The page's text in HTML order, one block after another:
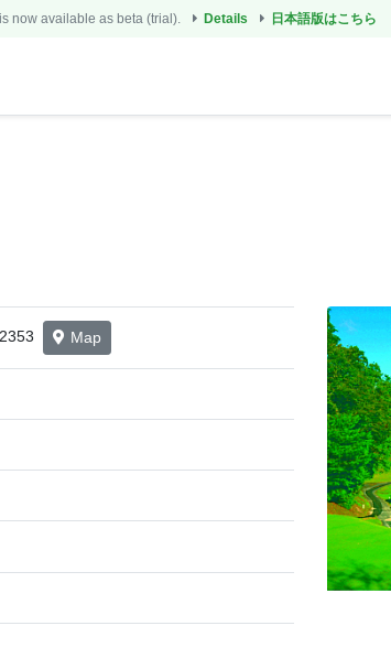
now available as beta (trial). Details 日本語版はこちら
Map